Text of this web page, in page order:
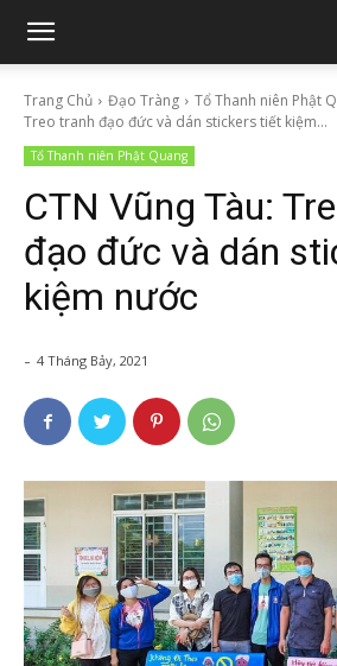
Trang Chủ Đạo Tràng Tổ Thanh niên Phật
Treo tranh đạo đức và dán stickers tiết kiệm...
Tổ Thanh niên Phật Quang
CTN Vũng Tàu:
đạo đức và dán
kiệm nước
- 4 Tháng Bảy, 2021